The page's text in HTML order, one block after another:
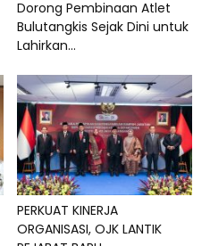
Dorong Pembinaan Atlet
Bulutangkis Sejak Dini untuk
Lahirkan...
PERKUAT KINERJA
ORGANISASI, OJK LANTIK